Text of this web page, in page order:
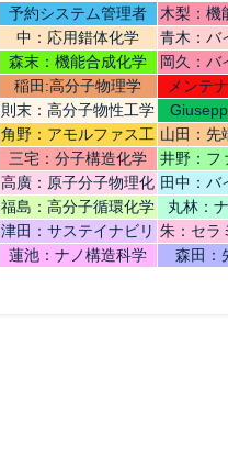
予約システム管理者
木梨：機
中：応用錯体化学
青木：バ
テリ
森末：機能合成化学
岡久：バ
稲田:高分子物理学
メンテ
則末：高分子物性工学
角野：アモルファス工
学
山田：先
機
三宅：分子構造化学
井野：フ
高廣：原子分子物理化
学
田中：バ
福島：高分子循環化学
丸林：
津田：サステイナビリ
ティデザイン
朱：セラ
蓮池：ナノ構造科学
森田：